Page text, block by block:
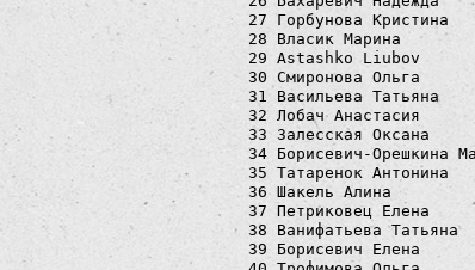
27 Горбунова Кристина
28 Власик Марина
29 Astashko Liubov
30 Смиронова Ольга
31 Васильева Татьяна
32 Лобач Анастасия
33 Залесская Оксана
34 Борисевич-Орешкина
35 Татаренок Антонина
36 Шакель Алина
37 Петриковец Елена
38 Ванифатьева Татьяна
39 Борисевич Елена